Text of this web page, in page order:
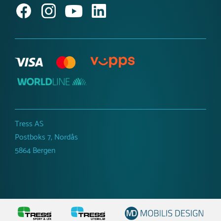
Inspirasjon og guider
Produktnyheter
Tress AS
Postboks 7, Nordås
5864 Bergen